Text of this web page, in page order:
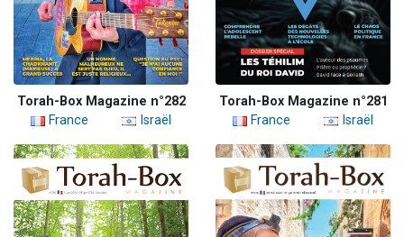
Torah-Box Magazine n°282
France
Israël
Torah-Box Magazine n°281
France
Israël